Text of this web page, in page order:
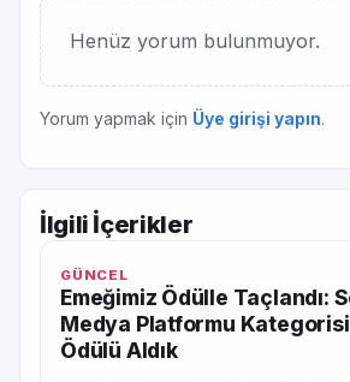
Henüz yorum bulunmuyor.
Yorum yapmak için Üye girişi yapın.
İlgili İçerikler
GÜNCEL
Emeğimiz Ödülle Taçlandı:
Medya Platformu
Ödülü Aldık